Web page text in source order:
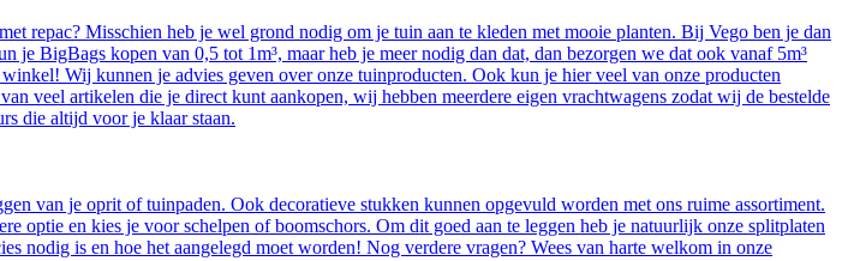
repac? Misschien heb je wel grond nodig om je tuin aan te kleden met mooie planten. Bij Vego ben je dan
je BigBags kopen van 0,5 tot 1m³, maar heb je meer nodig dan dat, dan bezorgen we dat ook vanaf 5m³
Wij kunnen je advies geven over onze tuinproducten. Ook kun je hier veel van onze producten
veel artikelen die je direct kunt aankopen, wij hebben meerdere eigen vrachtwagens zodat wij de bestelde
die altijd voor je klaar staan.
van je oprit of tuinpaden. Ook decoratieve stukken kunnen opgevuld worden met ons ruime assortiment.
optie en kies je voor schelpen of boomschors. Om dit goed aan te leggen heb je natuurlijk onze splitplaten
is en hoe het aangelegd moet worden! Nog verdere vragen? Wees van harte welkom in onze